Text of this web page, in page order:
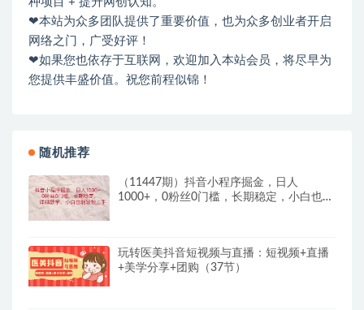
❤本站为众多团队提供了重要价值，也为众多创业者开启
网络之门，广受好评！
❤如果您也依存于互联网，欢迎加入本站会员，将尽早为
您提供丰盛价值。祝您前程似锦！
随机推荐
（11447期）抖音小程序掘金，日人
1000+，0粉丝0门槛，长期稳定，小白也能
玩转医美抖音短视频与直播：短视频+直播
+美学分享+团购（37节）